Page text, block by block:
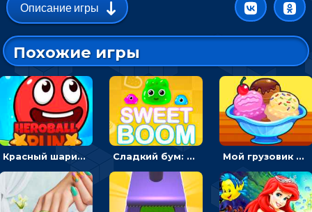
Описание игры
Похожие игры
Красный шарик-герой в бегах: прыгать, чтобы избегать препятствий Сладкий бум: тапнуть, чтобы взорвать желейки - головоломка Мой грузовик с мороженным: принимать заказы и готовить десерты